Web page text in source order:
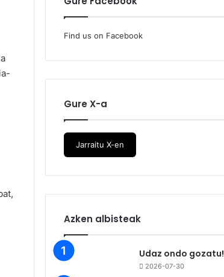
Find us on Facebook
Gure X-a
Jarraitu X-en
Azken albisteak
Udaz ondo gozatu!
2026-07-30